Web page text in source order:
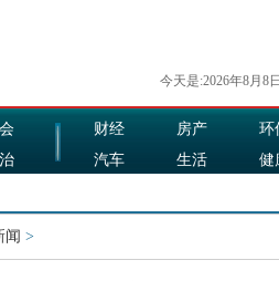
今天是:2026年8月8
财经 房产
环
汽车
生活
健
闻 >